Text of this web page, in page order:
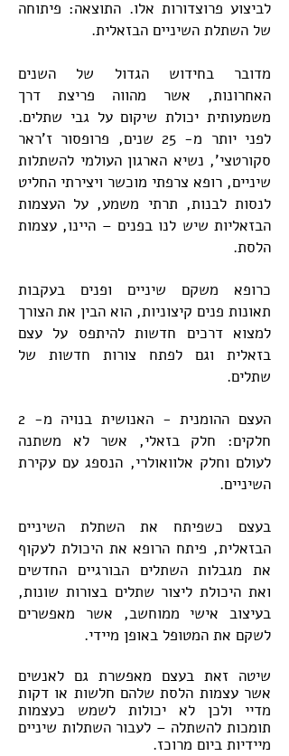
לביצוע פרוצדורות אלו. התוצאה: פיתוחה
של השתלת השיניים הבזאלית.
מדובר בחידוש הגדול של השנים
האחרונות, אשר מהווה פריצת דרך
משמעותית יכולת שיקום על גבי שתלים.
לפני יותר מ- 25 שנים, פרופסור ז'ראר
סקורטצי', נשיא הארגון העולמי להשתלות
שיניים, רופא צרפתי מוכשר ויצירתי החליט
לנסות לבנות, תרתי משמע, על העצמות
הבזאליות שיש לנו בפנים – היינו, עצמות
הלסת.
כרופא משקם שיניים ופנים בעקבות
תאונות פנים קיצוניות, הוא הבין את הצורך
למצוא דרכים חדשות להיתפס על עצם
בזאלית וגם לפתח צורות חדשות של
שתלים.
העצם ההומנית - האנושית בנויה מ- 2
חלקים: חלק בזאלי, אשר לא משתנה
לעולם וחלק אלוואולרי, הנספג עם עקירת
השיניים.
בעצם כשפיתח את השתלת השיניים
הבזאלית, פיתח הרופא את היכולת לעקוף
את מגבלות השתלים הבורגיים החדשים
ואת היכולת ליצור שתלים בצורות שונות,
בעיצוב אישי ממוחשב, אשר מאפשרים
לשקם את המטופל באופן מיידי.
שיטה זאת בעצם מאפשרת גם לאנשים
אשר עצמות הלסת שלהם חלשות או דקות
מדיי ולכן לא יכולות לשמש כעצמות
תומכות להשתלה – לעבור השתלות שיניים
מיידיות ביום מרוכז.